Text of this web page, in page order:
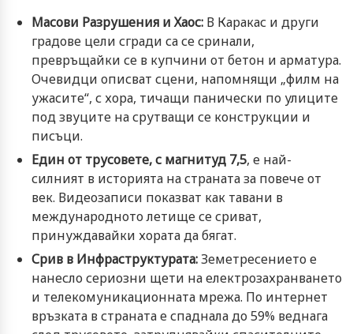
Масови Разрушения и Хаос: В Каракас и други
градове цели сгради са се сринали,
превръщайки се в купчини от бетон и арматура.
Очевидци описват сцени, напомнящи „филм на
ужасите“, с хора, тичащи панически по улиците
под звуците на срутващи се конструкции и
писъци.
Един от трусовете, с магнитуд 7,5, е най-
силният в историята на страната за повече от
век. Видеозаписи показват как тавани в
международното летище се сриват,
принуждавайки хората да бягат.
Срив в Инфраструктурата:Земетресението е
нанесло сериозни щети на електрозахранването
и телекомуникационната мрежа. По интернет
връзката в страната е спаднала до 59% веднага